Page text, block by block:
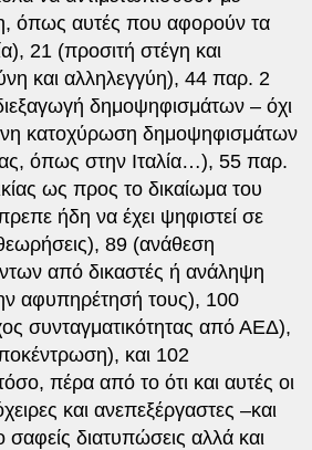
όπως αυτές που αφορούν τα
21 (προσιτή στέγη και
και αλληλεγγύη), 44 παρ. 2
δημοψηφισμάτων – όχι
κατοχύρωση δημοψηφισμάτων
όπως στην Ιταλία…), 55 παρ.
ως προς το δικαίωμα του
ήδη να έχει ψηφιστεί σε
89 (ανάθεση
από δικαστές ή ανάληψη
αφυπηρέτησή τους), 100
συνταγματικότητας από ΑΕΔ),
και 102
πέρα από το ότι και αυτές οι
και ανεπεξέργαστες –και
σαφείς διατυπώσεις αλλά και